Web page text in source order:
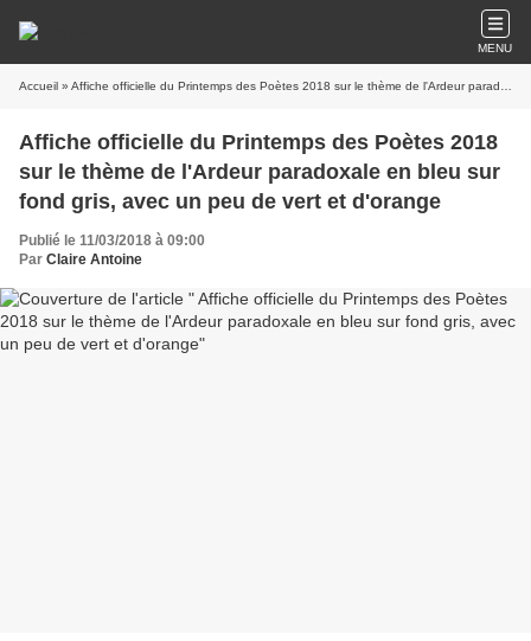
MENU
Accueil » Affiche officielle du Printemps des Poètes 2018 sur le thème de l'Ardeur paradoxale en bleu sur fond gris, avec un peu de vert et d'orange
Affiche officielle du Printemps des Poètes 2018
sur le thème de l'Ardeur paradoxale en bleu sur
fond gris, avec un peu de vert et d'orange
Publié le 11/03/2018 à 09:00
Par Claire Antoine